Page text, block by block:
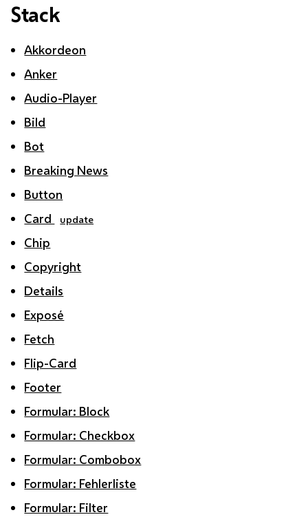
Stack
Akkordeon
Anker
Audio-Player
Bild
Bot
Breaking News
Button
Card
update
Chip
Copyright
Details
Exposé
Fetch
Flip-Card
Footer
Formular: Block
Formular: Checkbox
Formular: Combobox
Formular: Fehlerliste
Formular: Filter